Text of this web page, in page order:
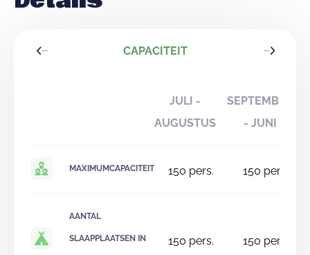
CAPACITEIT
JULI -
AUGUSTUS
SEPTEMBER
- JUNI
MAXIMUMCAPACITEIT 150 pers. 150 pers.
AANTAL
SLAAPPLAATSEN IN 150 pers. 150 pers.